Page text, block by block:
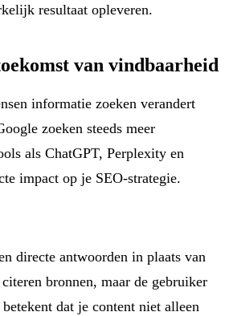
resultaat opleveren.
van vindbaarheid
informatie zoeken verandert
zoeken steeds meer
als ChatGPT, Perplexity en
impact op je SEO-strategie.
directe antwoorden in plaats van
bronnen, maar de gebruiker
dat je content niet alleen